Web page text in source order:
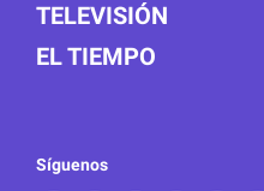
TELEVISIÓN
EL TIEMPO
Síguenos